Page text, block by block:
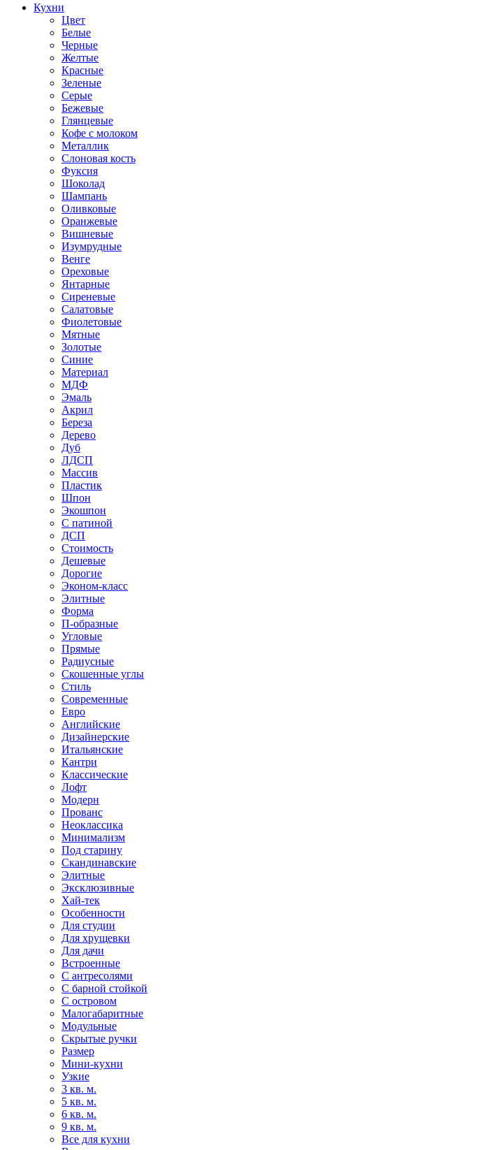
Кухни
Цвет
Белые
Черные
Желтые
Красные
Зеленые
Серые
Бежевые
Глянцевые
Кофе с молоком
Металлик
Слоновая кость
Фуксия
Шоколад
Шампань
Оливковые
Оранжевые
Вишневые
Изумрудные
Венге
Ореховые
Янтарные
Сиреневые
Салатовые
Фиолетовые
Мятные
Золотые
Синие
Материал
МДФ
Эмаль
Акрил
Береза
Дерево
Дуб
ЛДСП
Массив
Пластик
Шпон
Экошпон
С патиной
ДСП
Стоимость
Дешевые
Дорогие
Эконом-класс
Элитные
Форма
П-образные
Угловые
Прямые
Радиусные
Скошенные углы
Стиль
Современные
Евро
Английские
Дизайнерские
Итальянские
Кантри
Классические
Лофт
Модерн
Прованс
Неоклассика
Минимализм
Под старину
Скандинавские
Элитные
Эксклюзивные
Хай-тек
Особенности
Для студии
Для хрущевки
Для дачи
Встроенные
С антресолями
С барной стойкой
С островом
Малогабаритные
Модульные
Скрытые ручки
Размер
Мини-кухни
Узкие
3 кв. м.
5 кв. м.
6 кв. м.
9 кв. м.
Все для кухни